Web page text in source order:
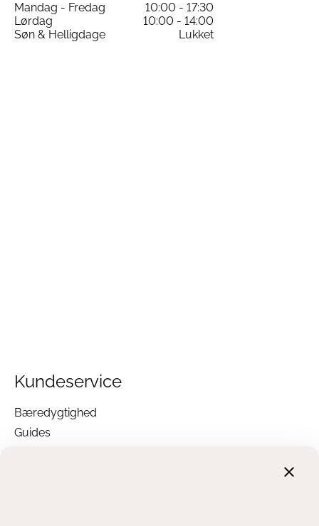
Mandag - Fredag
10:00 - 17:30
Lørdag
10:00 - 14:00
Søn & Helligdage
Lukket
Kundeservice
Bæredygtighed
Guides